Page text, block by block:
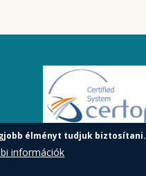
élményt tudjuk biztosítani.
információk